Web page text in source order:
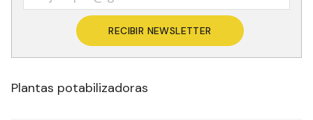
RECIBIR NEWSLETTER
Plantas potabilizadoras